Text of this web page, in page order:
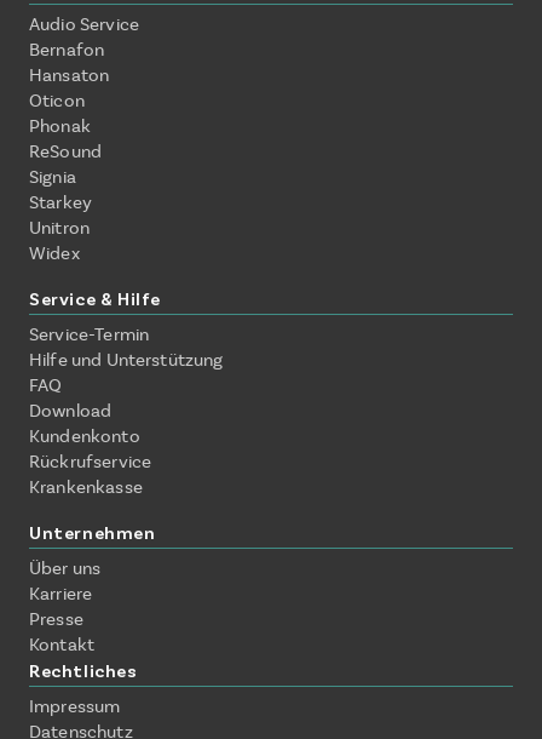
Audio Service
Bernafon
Hansaton
Oticon
Phonak
ReSound
Signia
Starkey
Unitron
Widex
Service & Hilfe
Service-Termin
Hilfe und Unterstützung
FAQ
Download
Kundenkonto
Rückrufservice
Krankenkasse
Unternehmen
Über uns
Karriere
Presse
Kontakt
Rechtliches
Impressum
Datenschutz